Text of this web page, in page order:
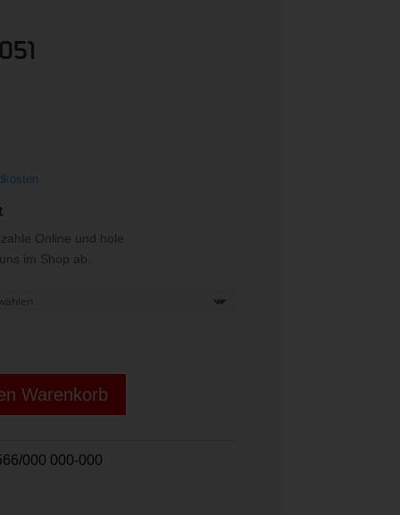
Online und hole
im Shop ab.
Warenkorb
000 000-000